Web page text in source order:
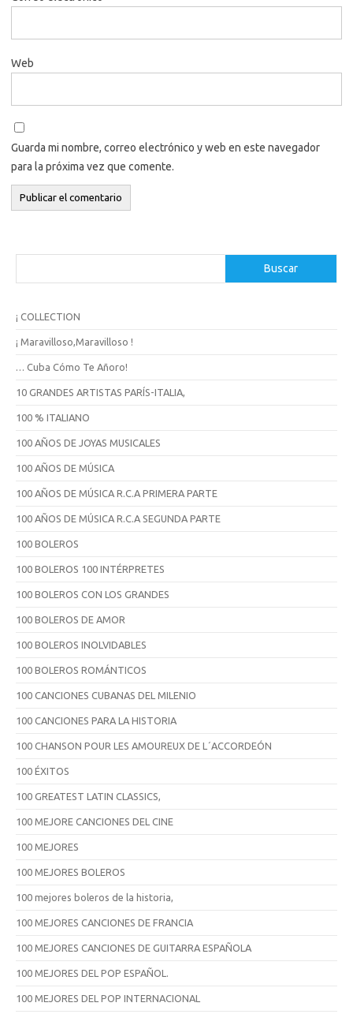
Web
Guarda mi nombre, correo electrónico y web en este navegador
para la próxima vez que comente.
a
Buscar
¡ COLLECTION
¡ Maravilloso,Maravilloso !
… Cuba Cómo Te Añoro!
10 GRANDES ARTISTAS PARÍS-ITALIA,
100 % ITALIANO
100 AÑOS DE JOYAS MUSICALES
100 AÑOS DE MÚSICA
100 AÑOS DE MÚSICA R.C.A PRIMERA PARTE
100 AÑOS DE MÚSICA R.C.A SEGUNDA PARTE
100 BOLEROS
100 BOLEROS 100 INTÉRPRETES
100 BOLEROS CON LOS GRANDES
100 BOLEROS DE AMOR
100 BOLEROS INOLVIDABLES
100 BOLEROS ROMÁNTICOS
100 CANCIONES CUBANAS DEL MILENIO
100 CANCIONES PARA LA HISTORIA
100 CHANSON POUR LES AMOUREUX DE L´ACCORDEÓN
100 ÉXITOS
100 GREATEST LATIN CLASSICS,
100 MEJORE CANCIONES DEL CINE
100 MEJORES
100 MEJORES BOLEROS
100 mejores boleros de la historia,
100 MEJORES CANCIONES DE FRANCIA
100 MEJORES CANCIONES DE GUITARRA ESPAÑOLA
100 MEJORES DEL POP ESPAÑOL.
100 MEJORES DEL POP INTERNACIONAL